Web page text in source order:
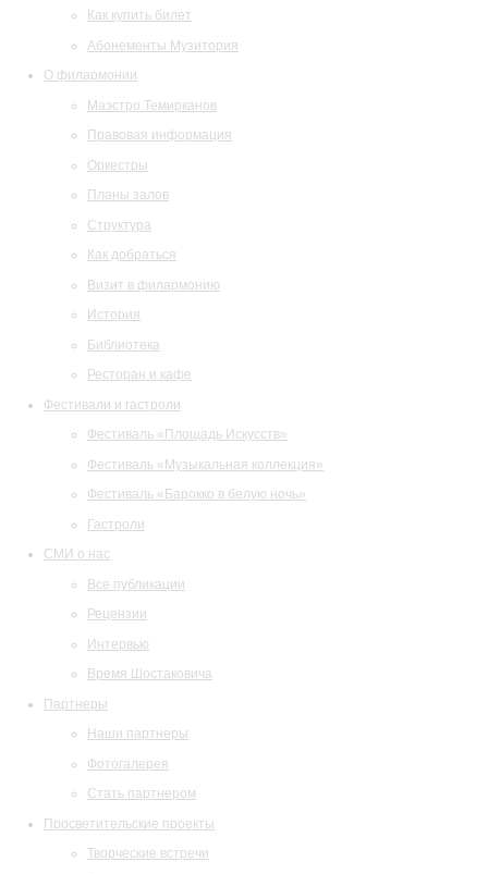
Как купить билет
Абонементы Музитория
О филармонии
Маэстро Темирканов
Правовая информация
Оркестры
Планы залов
Структура
Как добраться
Визит в филармонию
История
Библиотека
Ресторан и кафе
Фестивали и гастроли
Фестиваль «Площадь Искусств»
Фестиваль «Музыкальная коллекция»
Фестиваль «Барокко в белую ночь»
Гастроли
СМИ о нас
Все публикации
Рецензии
Интервью
Время Шостаковича
Партнеры
Наши партнеры
Фотогалерея
Стать партнером
Просветительские проекты
Творческие встречи